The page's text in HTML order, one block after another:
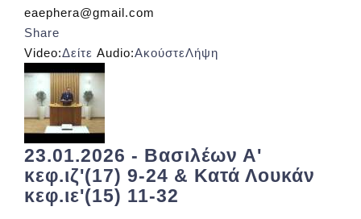
eaephera@gmail.com
Share
Video:Δείτε Audio:ΑκούστεΛήψη
23.01.2026 - Βασιλέων Α'
κεφ.ιζ'(17) 9-24 & Κατά Λουκάν
κεφ.ιε'(15) 11-32